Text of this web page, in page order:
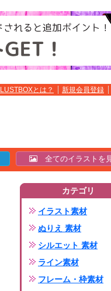
とは？ 新規会員登録
全てのイラストを
カテゴリ
イラスト素材
ぬりえ 素材
シルエット 素材
ライン素材
フレーム・枠素材